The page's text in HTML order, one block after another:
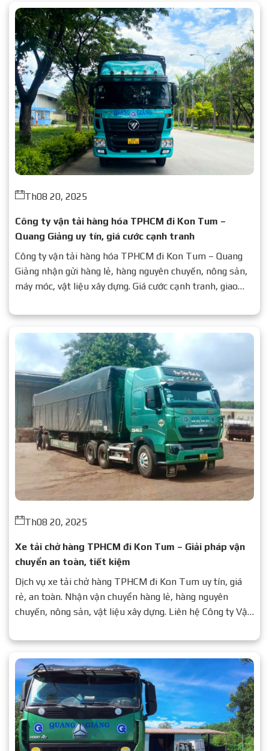
Th08 20, 2025
Công ty vận tải hàng hóa TPHCM đi Kon Tum –
Quang Giảng uy tín, giá cước cạnh tranh
Công ty vận tải hàng hóa TPHCM đi Kon Tum – Quang
Giảng nhận gửi hàng lẻ, hàng nguyên chuyến, nông sản,
máy móc, vật liệu xây dựng. Giá cước cạnh tranh, giao
Th08 20, 2025
Xe tải chở hàng TPHCM đi Kon Tum – Giải pháp vận
chuyển an toàn, tiết kiệm
Dịch vụ xe tải chở hàng TPHCM đi Kon Tum uy tín, giá
rẻ, an toàn. Nhận vận chuyển hàng lẻ, hàng nguyên
chuyến, nông sản, vật liệu xây dựng. Liên hệ Công ty Vận